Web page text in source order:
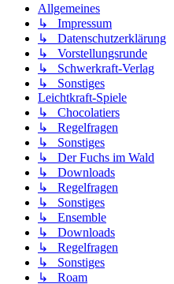
Allgemeines
↳ Impressum
↳ Datenschutzerklärung
↳ Vorstellungsrunde
↳ Schwerkraft-Verlag
↳ Sonstiges
Leichtkraft-Spiele
↳ Chocolatiers
↳ Regelfragen
↳ Sonstiges
↳ Der Fuchs im Wald
↳ Downloads
↳ Regelfragen
↳ Sonstiges
↳ Ensemble
↳ Downloads
↳ Regelfragen
↳ Sonstiges
↳ Roam